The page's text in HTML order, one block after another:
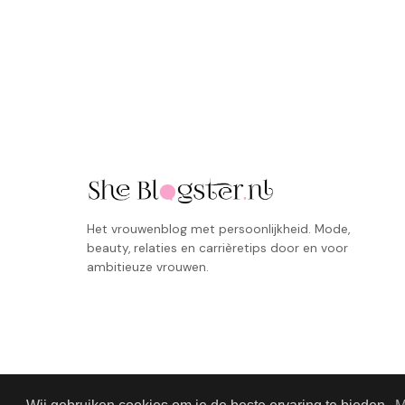
Het vrouwenblog met persoonlijkheid. Mode,
beauty, relaties en carrièretips door en voor
ambitieuze vrouwen.